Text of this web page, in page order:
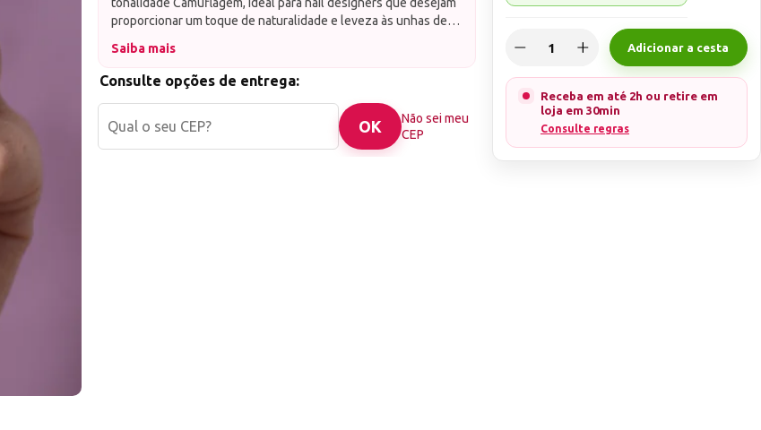
tonalidade Camuflagem, Ideal para nail designers que desejam
proporcionar um toque de naturalidade e leveza às unhas de
suas clientes, este esmalte em gel oferece cobertura
uniforme, alta durabilidade e um brilho sutil que destaca a
beleza natural de cada mão.
Esmalte em gel Real Love
Saiba mais
Consulte opções de entrega:
Não sei meu
CEP
Adicionar a cesta
Receba em até 2h ou retire em
loja em 30min
Consulte regras